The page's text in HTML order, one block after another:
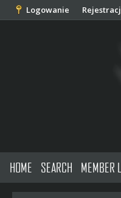
Logowanie
HOME SEARCH MEMBER